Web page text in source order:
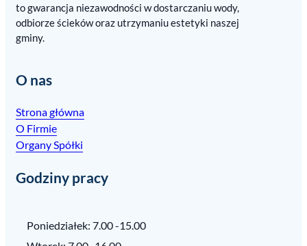
to gwarancja niezawodności w dostarczaniu wody,
odbiorze ścieków oraz utrzymaniu estetyki naszej
gminy.
O nas
Strona główna
O Firmie
Organy Spółki
Godziny pracy
Poniedziałek: 7.00 -15.00